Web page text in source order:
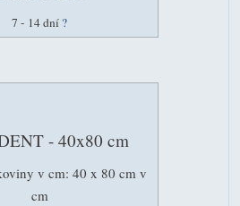
7 - 14 dní ?
- 40x80 cm
v cm: 40 x 80 cm v
cm